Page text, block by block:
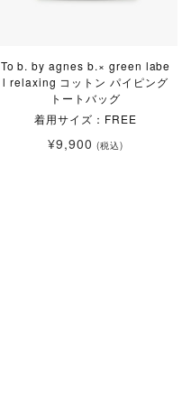
To b. by agnes b.× green labe
l relaxing コットン パイピング
トートバッグ
着用サイズ：FREE
¥9,900(税込)